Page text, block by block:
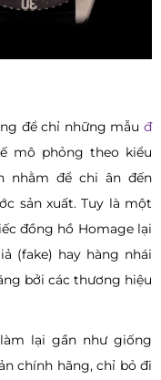
để chỉ những mẫu đ
mô phỏng theo kiểu
nhằm để chi ân đến
sản xuất. Tuy là một
đồng hồ Homage lại
(fake) hay hàng nhái
bởi các thương hiệu
lại gần như giống
chính hãng, chỉ bỏ đi